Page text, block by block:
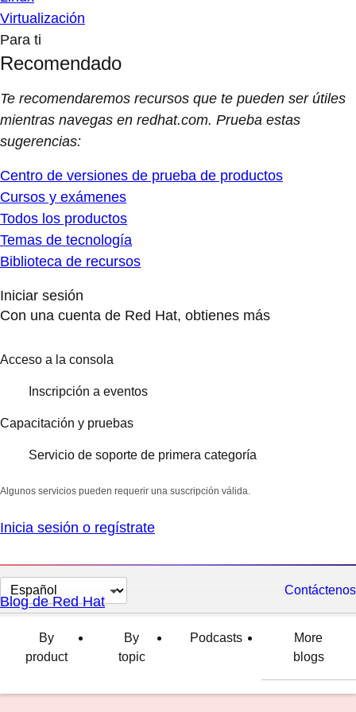
Virtualización
Para ti
Recomendado
Te recomendaremos recursos que te pueden ser útiles
mientras navegas en redhat.com. Prueba estas
sugerencias:
Centro de versiones de prueba de productos
Cursos y exámenes
Todos los productos
Temas de tecnología
Biblioteca de recursos
Iniciar sesión
Con una cuenta de Red Hat, obtienes más
Acceso a la consola
Inscripción a eventos
Capacitación y pruebas
Servicio de soporte de primera categoría
Algunos servicios pueden requerir una suscripción válida.
Inicia sesión o regístrate
Cambiar
el
idioma
Contáctenos
Blog de Red Hat
By
product
By
topic
Podcasts
More
blogs